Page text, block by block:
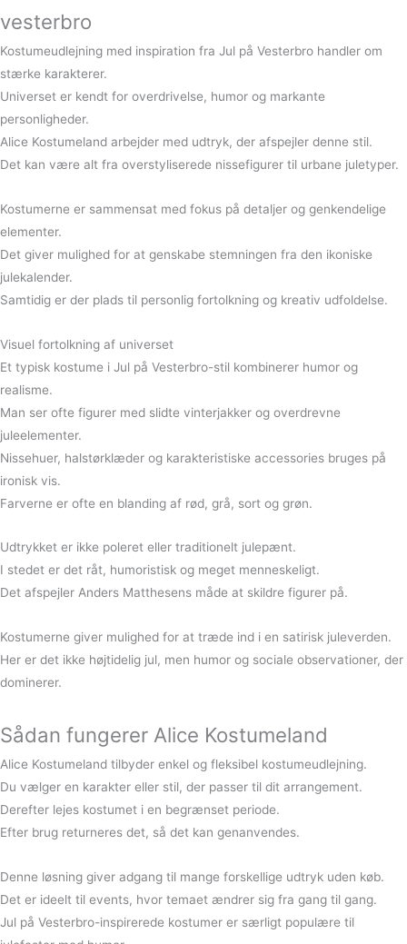
vesterbro
Kostumeudlejning med inspiration fra Jul på Vesterbro handler om
stærke karakterer.
Universet er kendt for overdrivelse, humor og markante
personligheder.
Alice Kostumeland arbejder med udtryk, der afspejler denne stil.
Det kan være alt fra overstyliserede nissefigurer til urbane juletyper.
Kostumerne er sammensat med fokus på detaljer og genkendelige
elementer.
Det giver mulighed for at genskabe stemningen fra den ikoniske
julekalender.
Samtidig er der plads til personlig fortolkning og kreativ udfoldelse.
Visuel fortolkning af universet
Et typisk kostume i Jul på Vesterbro-stil kombinerer humor og
realisme.
Man ser ofte figurer med slidte vinterjakker og overdrevne
juleelementer.
Nissehuer, halstørklæder og karakteristiske accessories bruges på
ironisk vis.
Farverne er ofte en blanding af rød, grå, sort og grøn.
Udtrykket er ikke poleret eller traditionelt julepænt.
I stedet er det råt, humoristisk og meget menneskeligt.
Det afspejler Anders Matthesens måde at skildre figurer på.
Kostumerne giver mulighed for at træde ind i en satirisk juleverden.
Her er det ikke højtidelig jul, men humor og sociale observationer, der
dominerer.
Sådan fungerer Alice Kostumeland
Alice Kostumeland tilbyder enkel og fleksibel kostumeudlejning.
Du vælger en karakter eller stil, der passer til dit arrangement.
Derefter lejes kostumet i en begrænset periode.
Efter brug returneres det, så det kan genanvendes.
Denne løsning giver adgang til mange forskellige udtryk uden køb.
Det er ideelt til events, hvor temaet ændrer sig fra gang til gang.
Jul på Vesterbro-inspirerede kostumer er særligt populære til